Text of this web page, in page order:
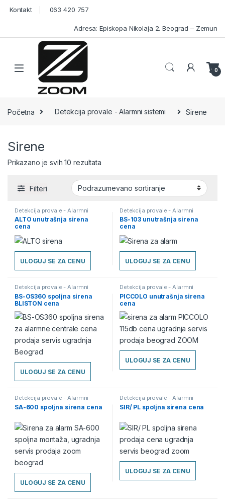
Skip to navigation
Skip to content
Kontakt 063 420 757
Adresa: Episkopa Nikolaja 2. Beograd – Zemun
Open 0
Početna Detekcija provale - Alarmni sistemi Sirene
Sirene
Prikazano je svih 10 rezultata
Filteri
Detekcija provale - Alarmni
sistemi, Sirene
ALTO unutrašnja sirena
cena
ULOGUJ SE ZA CENU
Detekcija provale - Alarmni
sistemi, Sirene
BS-103 unutrašnja sirena
cena
ULOGUJ SE ZA CENU
Detekcija provale - Alarmni
sistemi, Sirene
BS-OS360 spoljna sirena
BLISTON cena
ULOGUJ SE ZA CENU
Detekcija provale - Alarmni
sistemi, Sirene
PICCOLO unutrašnja sirena
cena
ULOGUJ SE ZA CENU
Detekcija provale - Alarmni
sistemi, Sirene
SA-600 spoljna sirena cena
ULOGUJ SE ZA CENU
Detekcija provale - Alarmni
sistemi, Sirene
SIR/ PL spoljna sirena cena
ULOGUJ SE ZA CENU